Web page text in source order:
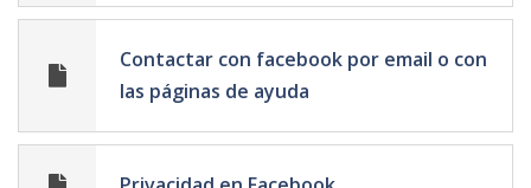
Contactar con facebook por email o con
las páginas de ayuda